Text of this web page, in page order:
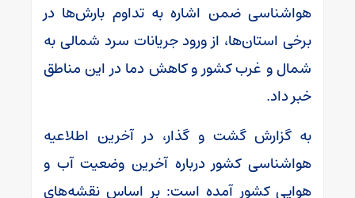
هواشناسی ضمن اشاره به تداوم بارش‌ها در
برخی استان‌ها، از ورود جریانات سرد شمالی به
شمال و غرب کشور و کاهش دما در این مناطق
خبر داد.
به گزارش گشت و گذار، در آخرین اطلاعیه
هواشناسی کشور درباره آخرین وضعیت آب و
هوایی کشور آمده است: بر اساس نقشه‌های